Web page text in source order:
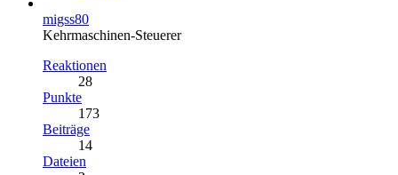
migss80
Kehrmaschinen-Steuerer
Reaktionen
28
Punkte
173
Beiträge
14
Dateien